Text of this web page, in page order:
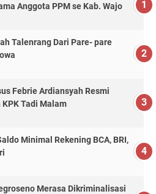
Anggota PPM se Kab. Wajo
Talenrang Dari Pare- pare
Febrie Ardiansyah Resmi
Tadi Malam
Minimal Rekening BCA, BRI,
Merasa Dikriminalisasi